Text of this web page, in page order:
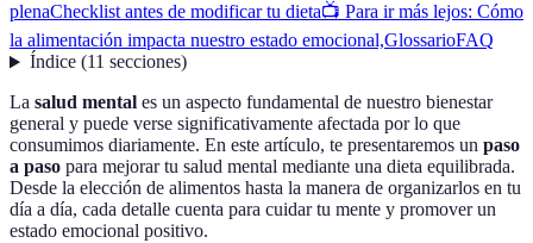
plenaChecklist antes de modificar tu dieta📺 Para ir más lejos: Cómo
la alimentación impacta nuestro estado emocional,GlossarioFAQ
Índice(11 secciones)
La salud mental es un aspecto fundamental de nuestro bienestar
general y puede verse significativamente afectada por lo que
consumimos diariamente. En este artículo, te presentaremos un paso
a paso para mejorar tu salud mental mediante una dieta equilibrada.
Desde la elección de alimentos hasta la manera de organizarlos en tu
día a día, cada detalle cuenta para cuidar tu mente y promover un
estado emocional positivo.